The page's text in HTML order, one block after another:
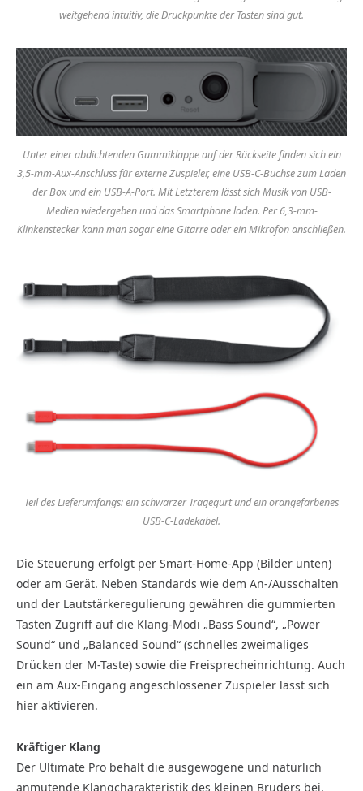
weitgehend intuitiv, die Druckpunkte der Tasten sind gut.
Unter einer abdichtenden Gummiklappe auf der Rückseite finden sich ein
3,5-mm-Aux-Anschluss für externe Zuspieler, eine USB-C-Buchse zum Laden
der Box und ein USB-A-Port. Mit Letzterem lässt sich Musik von USB-
Medien wiedergeben und das Smartphone laden. Per 6,3-mm-
Klinkenstecker kann man sogar eine Gitarre oder ein Mikrofon anschließen.
Teil des Lieferumfangs: ein schwarzer Tragegurt und ein orangefarbenes
USB-C-Ladekabel.
Die Steuerung erfolgt per Smart-Home-App (Bilder unten)
oder am Gerät. Neben Standards wie dem An-/Ausschalten
und der Lautstärkeregulierung gewähren die gummierten
Tasten Zugriff auf die Klang-Modi „Bass Sound“, „Power
Sound“ und „Balanced Sound“ (schnelles zweimaliges
Drücken der M-Taste) sowie die Freisprecheinrichtung. Auch
ein am Aux-Eingang angeschlossener Zuspieler lässt sich
hier aktivieren.
Kräftiger Klang
Der Ultimate Pro behält die ausgewogene und natürlich
anmutende Klangcharakteristik des kleinen Bruders bei,